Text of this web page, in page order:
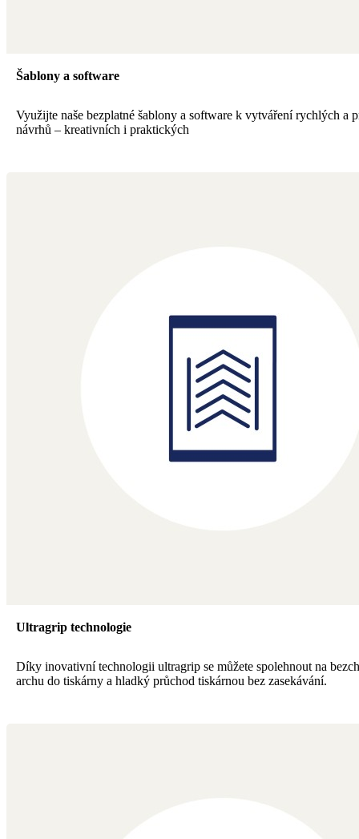
Šablony a software
Využijte naše bezplatné šablony a software k vytváření rychlých a
návrhů – kreativních i praktických
Ultragrip technologie
Díky inovativní technologii ultragrip se můžete spolehnout na
archu do tiskárny a hladký průchod tiskárnou bez zasekávání.